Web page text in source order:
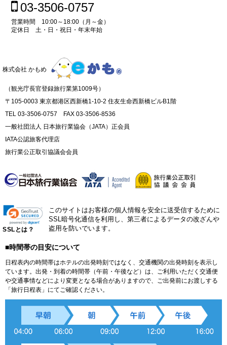
03-3506-0757
営業時間 10:00～18:00（月～金）
定休日 土・日・祝日・年末年始
株式会社 かもめ
（観光庁長官登録旅行業第1009号）
〒105-0003 東京都港区西新橋1-10-2 住友生命西新橋ビルB1階
TEL 03-3506-0757 FAX 03-3506-8536
一般社団法人 日本旅行業協会（JATA）正会員
IATA公認旅客代理店
旅行業公正取引協議会会員
SSLとは？
このサイトはお客様の個人情報を安全に送受信するために
SSL暗号化通信を利用し、第三者によるデータの改ざんや
盗用を防いでいます。
■時間帯の目安について
日程表内の時間帯はホテルの出発時刻ではなく、交通機関の出発時刻を表示し
ています。出発・到着の時間帯（午前・午後など）は、ご利用いただく交通便
や交通事情などにより変更となる場合がありますので、ご出発前にお渡しする
「旅行日程表」にてご確認ください。